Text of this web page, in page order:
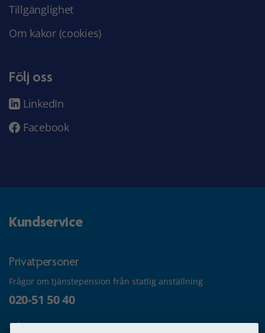
Tillgänglighet
Om kakor (cookies)
Följ oss
LinkedIn
Facebook
Kundservice
Privatpersoner
Frågor om tjänstepension från statlig anställning
020-51 50 40
Frågor om utbetalning